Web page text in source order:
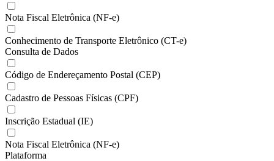
Nota Fiscal Eletrônica (NF-e)
Conhecimento de Transporte Eletrônico (CT-e)
Consulta de Dados
Código de Endereçamento Postal (CEP)
Cadastro de Pessoas Físicas (CPF)
Inscrição Estadual (IE)
Nota Fiscal Eletrônica (NF-e)
Plataforma